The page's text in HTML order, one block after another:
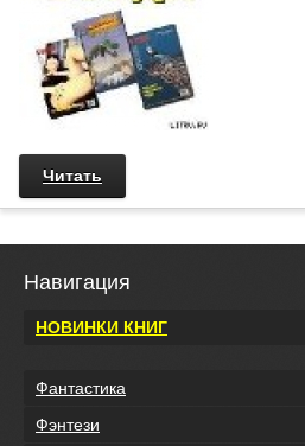
Читать
Навигация
НОВИНКИ КНИГ
Фантастика
Фэнтези